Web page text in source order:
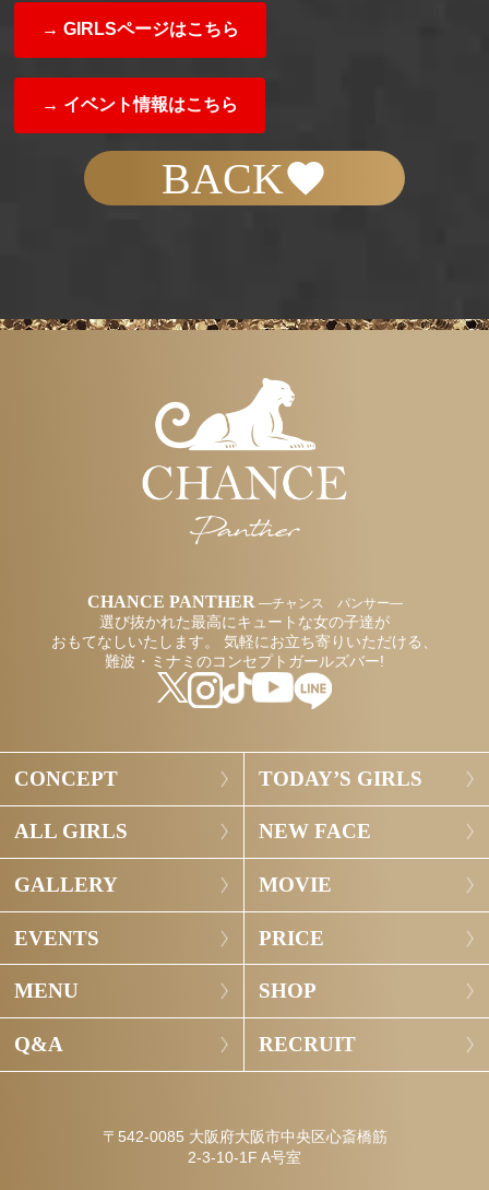
→ GIRLSページはこちら
→ イベント情報はこちら
BACK
CHANCE PANTHER―チャンス パンサー―
選び抜かれた最高にキュートな女の子達が
おもてなしいたします。
気軽にお立ち寄りいただける、
難波・ミナミのコンセプトガールズバー!
CONCEPT TODAY’S GIRLS
ALL GIRLS NEW FACE
GALLERY MOVIE
EVENTS PRICE
MENU SHOP
Q&A RECRUIT
〒542-0085 大阪府大阪市中央区心斎橋筋
2-3-10-1F A号室